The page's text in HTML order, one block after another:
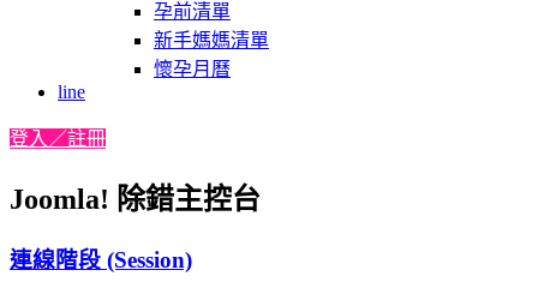
孕前清單
新手媽媽清單
懷孕月曆
line
登入／註冊
Joomla! 除錯主控台
連線階段 (Session)